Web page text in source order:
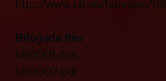
http://www.bit.se/bitonline/
Bifogade filer
bit0001.doc
bit0002.pdf